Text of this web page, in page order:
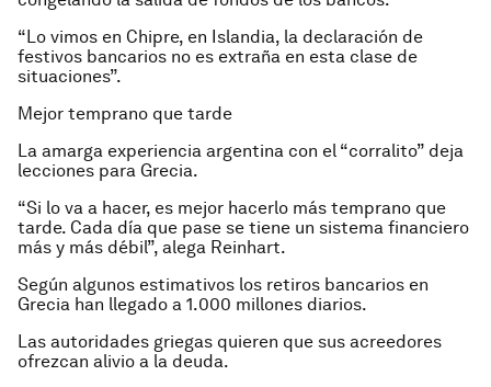
“Lo vimos en Chipre, en Islandia, la declaración de
festivos bancarios no es extraña en esta clase de
situaciones”.
Mejor temprano que tarde
La amarga experiencia argentina con el “corralito” deja
lecciones para Grecia.
“Si lo va a hacer, es mejor hacerlo más temprano que
tarde. Cada día que pase se tiene un sistema financiero
más y más débil”, alega Reinhart.
Según algunos estimativos los retiros bancarios en
Grecia han llegado a 1.000 millones diarios.
Las autoridades griegas quieren que sus acreedores
ofrezcan alivio a la deuda.